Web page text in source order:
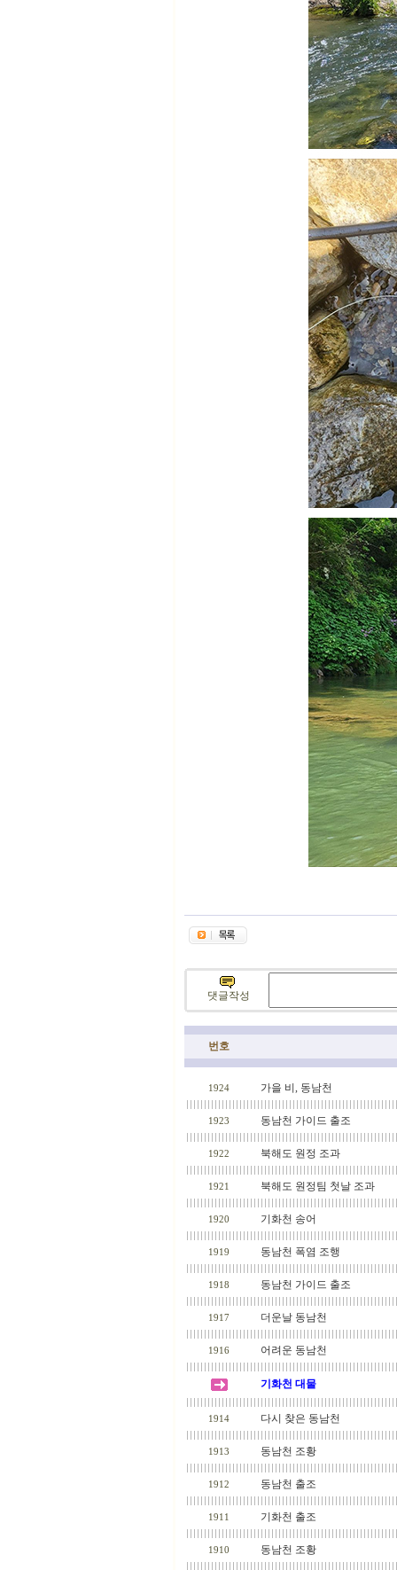
댓글작성
번호
1924 가을 비, 동남천
1923 동남천 가이드 출조
1922 북해도 원정 조과
1921 북해도 원정팀 첫날 조과
1920 기화천 송어
1919 동남천 폭염 조행
1918 동남천 가이드 출조
1917 더운날 동남천
1916 어려운 동남천
기화천 대물
1914 다시 찾은 동남천
1913 동남천 조황
1912 동남천 출조
1911 기화천 출조
1910 동남천 조황